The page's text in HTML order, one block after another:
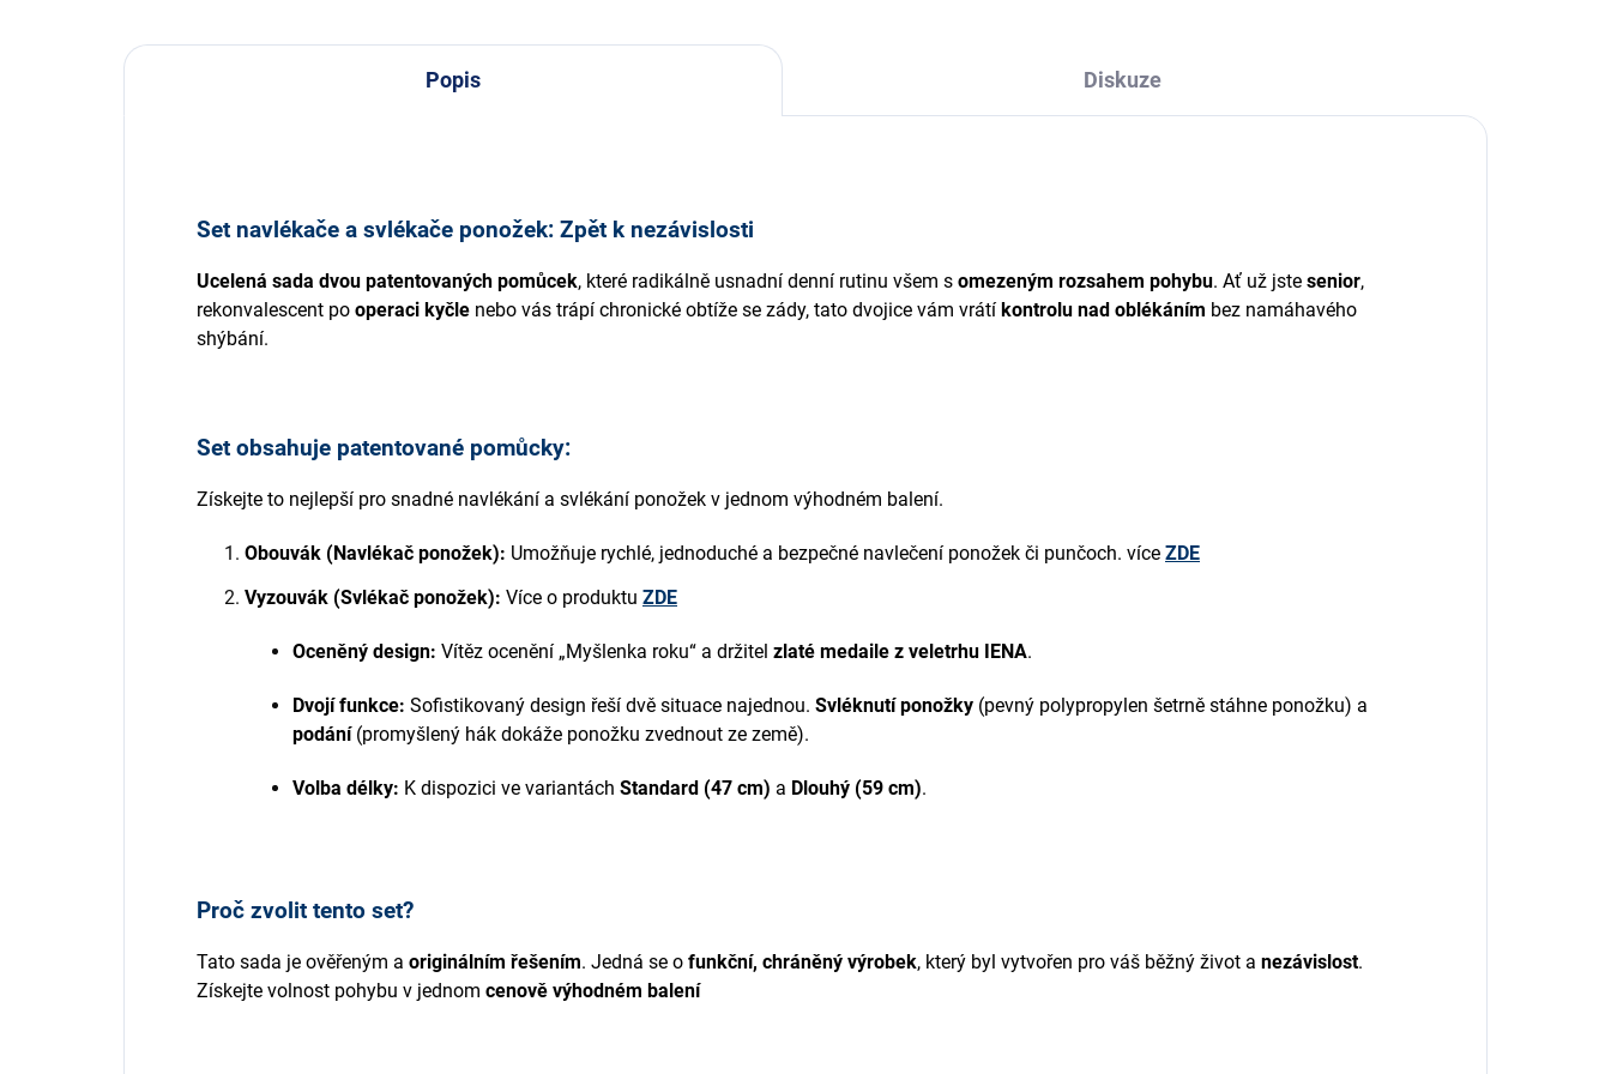
Popis Diskuze
Set navlékače a svlékače ponožek: Zpět k nezávislosti
Ucelená sada dvou patentovaných pomůcek, které radikálně usnadní denní rutinu všem s omezeným rozsahem pohybu. Ať už jste senior,
rekonvalescent po operaci kyčle nebo vás trápí chronické obtíže se zády, tato dvojice vám vrátí kontrolu nad oblékáním bez namáhavého
shýbání.
Set obsahuje patentované pomůcky:
Získejte to nejlepší pro snadné navlékání a svlékání ponožek v jednom výhodném balení.
Obouvák (Navlékač ponožek): Umožňuje rychlé, jednoduché a bezpečné navlečení ponožek či punčoch. více ZDE
Vyzouvák (Svlékač ponožek): Více o produktu ZDE
Oceněný design: Vítěz ocenění „Myšlenka roku“ a držitel zlaté medaile z veletrhu IENA.
Dvojí funkce: Sofistikovaný design řeší dvě situace najednou. Svléknutí ponožky (pevný polypropylen šetrně stáhne ponožku) a
podání(promyšlený hák dokáže ponožku zvednout ze země).
Volba délky: K dispozici ve variantách Standard (47 cm) a Dlouhý (59 cm).
Proč zvolit tento set?
Tato sada je ověřeným a originálním řešením. Jedná se o funkční, chráněný výrobek, který byl vytvořen pro váš běžný život a nezávislost.
Získejte volnost pohybu v jednom cenově výhodném balení